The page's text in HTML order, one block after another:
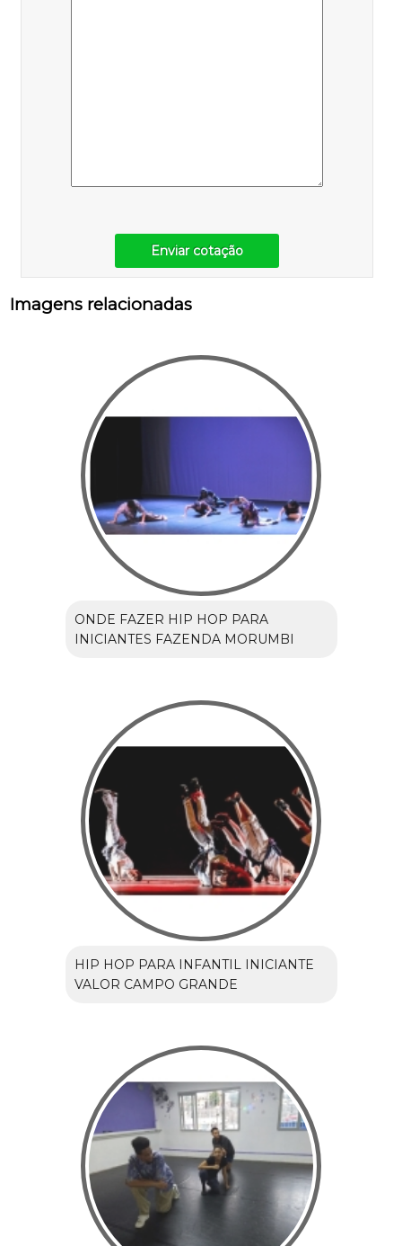
Enviar cotação
Imagens relacionadas
ONDE FAZER HIP HOP PARA
INICIANTES FAZENDA MORUMBI
HIP HOP PARA INFANTIL INICIANTE
VALOR CAMPO GRANDE